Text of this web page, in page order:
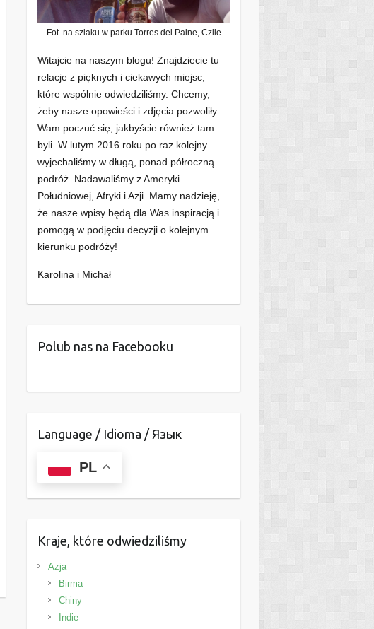
Fot. na szlaku w parku Torres del Paine, Czile
Witajcie na naszym blogu! Znajdziecie tu
relacje z pięknych i ciekawych miejsc,
które wspólnie odwiedziliśmy. Chcemy,
żeby nasze opowieści i zdjęcia pozwoliły
Wam poczuć się, jakbyście również tam
byli. W lutym 2016 roku po raz kolejny
wyjechaliśmy w długą, ponad półroczną
podróż. Nadawaliśmy z Ameryki
Południowej, Afryki i Azji. Mamy nadzieję,
że nasze wpisy będą dla Was inspiracją i
pomogą w podjęciu decyzji o kolejnym
kierunku podróży!
Karolina i Michał
Polub nas na Facebooku
Language / Idioma / Язык
PL
Kraje, które odwiedziliśmy
Azja
Birma
Chiny
Indie